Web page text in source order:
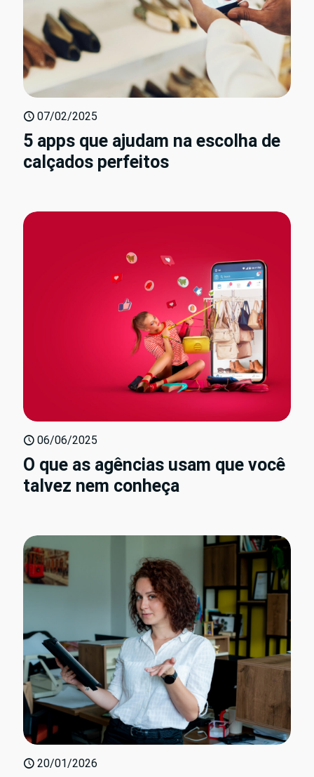
07/02/2025
5 apps que ajudam na escolha de
calçados perfeitos
06/06/2025
O que as agências usam que você
talvez nem conheça
20/01/2026